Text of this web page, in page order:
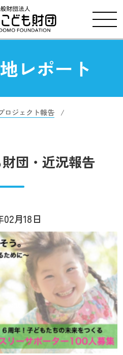
レポート
ロジェクト報告
団・近況報告
02月18日